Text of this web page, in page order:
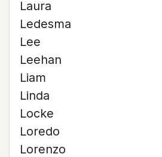
Laura
Ledesma
Lee
Leehan
Liam
Linda
Locke
Loredo
Lorenzo